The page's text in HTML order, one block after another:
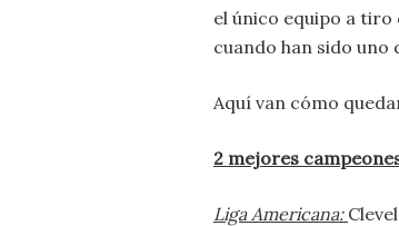
el único equipo a
cuando han sido
Aquí van cómo
2 mejores
Liga Americana: